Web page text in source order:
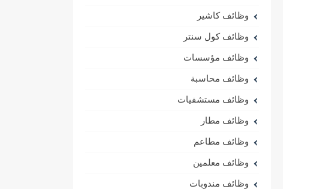
وظائف كاشير
وظائف كول سنتر
وظائف مؤسسات
وظائف محاسبة
وظائف مستشفيات
وظائف مطار
وظائف مطاعم
وظائف معلمين
وظائف مندوبات